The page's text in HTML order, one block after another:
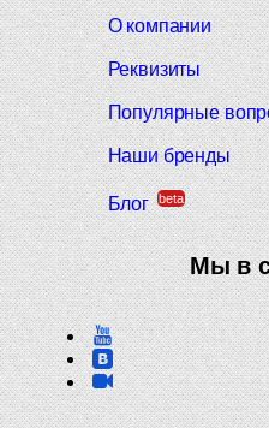
О компании
Реквизиты
Популярные
Наши бренды
Блог beta
Мы в